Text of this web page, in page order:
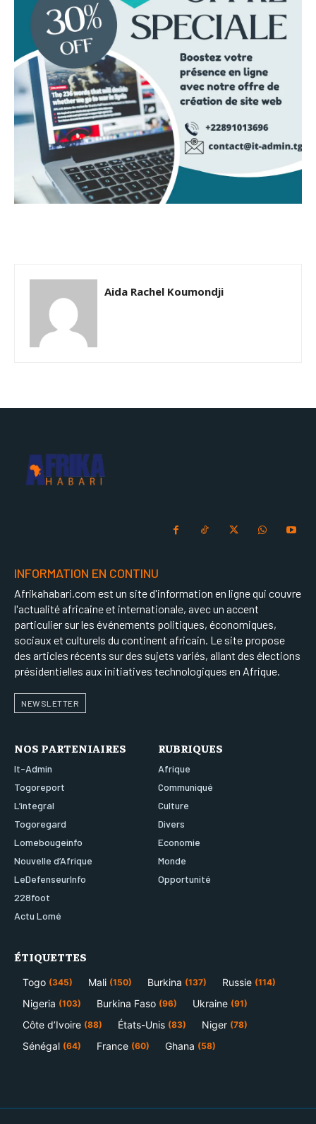
Aida Rachel Koumondji
INFORMATION EN CONTINU
Afrikahabari.com est un site d'information en ligne qui couvre
l'actualité africaine et internationale, avec un accent
particulier sur les événements politiques, économiques,
sociaux et culturels du continent africain. Le site propose
des articles récents sur des sujets variés, allant des élections
présidentielles aux initiatives technologiques en Afrique.
NEWSLETTER
NOS PARTENIAIRES
It-Admin
Togoreport
L’integral
Togoregard
Lomebougeinfo
Nouvelle d’Afrique
LeDefenseurInfo
228foot
Actu Lomé
RUBRIQUES
Afrique
Communiqué
Culture
Divers
Economie
Monde
Opportunité
ÉTIQUETTES
Togo (345) Mali (150) Burkina (137) Russie (114)
Nigeria (103) Burkina Faso (96) Ukraine (91)
Côte d’Ivoire (88) États-Unis (83) Niger (78)
Sénégal (64) France (60) Ghana (58)